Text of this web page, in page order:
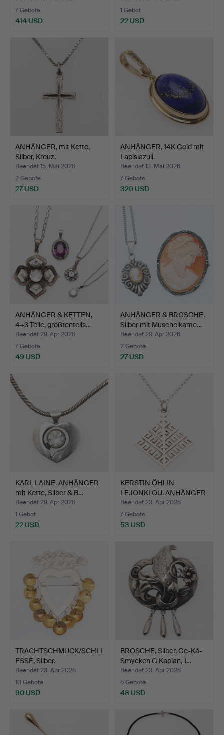
7 Gebote
414 USD
1 Gebot
22 USD
ANHÄNGER, mit Kette,
Silber, Kreuz.
Beendet 15. Mai 2026
2 Gebote
27 USD
ANHÄNGER, 14K Gold mit
Lapislazuli.
Beendet 13. Mai 2026
7 Gebote
320 USD
ANHÄNGER & KETTEN,
4+3 Teile, größtenteils…
Beendet 29. Apr 2026
7 Gebote
49 USD
ANHÄNGER & BROSCHE,
Silber mit Muschelkame…
Beendet 29. Apr 2026
2 Gebote
27 USD
KARL LAINE. ANHÄNGER
mit Kette, Silber & B…
Beendet 29. Apr 2026
1 Gebot
22 USD
KERSTIN ÖHLIN
LEJONKLOU. ANHÄNGER
mit Kett…
Beendet 23. Apr 2026
7 Gebote
53 USD
TRACHTSCHMUCK/SCHLI
ESSE, Silber.
Beendet 23. Apr 2026
10 Gebote
90 USD
BROSCHE, Silber, Ge-Kå-
Smycken G Kaplan, 1…
Beendet 23. Apr 2026
6 Gebote
48 USD